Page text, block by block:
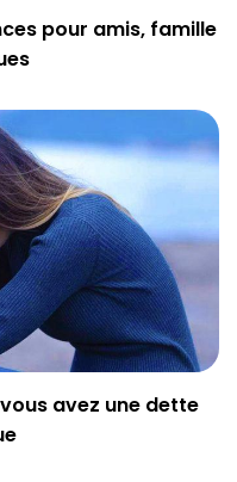
pour amis, famille
avez une dette